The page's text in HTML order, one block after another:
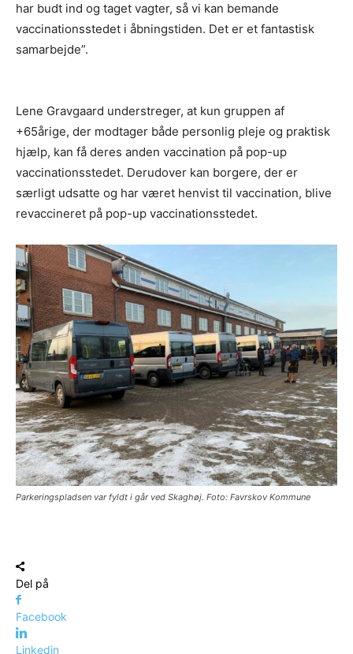
har budt ind og taget vagter, så vi kan bemande
vaccinationsstedet i åbningstiden. Det er et fantastisk
samarbejde”.
Lene Gravgaard understreger, at kun gruppen af
+65årige, der modtager både personlig pleje og praktisk
hjælp, kan få deres anden vaccination på pop-up
vaccinationsstedet. Derudover kan borgere, der er
særligt udsatte og har været henvist til vaccination, blive
revaccineret på pop-up vaccinationsstedet.
Parkeringspladsen var fyldt i går ved Skaghøj. Foto: Favrskov Kommune
Del på
Facebook
Linkedin